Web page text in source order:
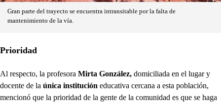
Gran parte del trayecto se encuentra intransitable por la falta de
mantenimiento de la vía.
Prioridad
Al respecto, la profesora Mirta González, domiciliada en el lugar y
docente de la única institución educativa cercana a esta población,
mencionó que la prioridad de la gente de la comunidad es que se haga